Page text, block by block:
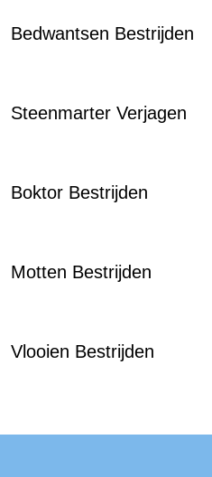
Bedwantsen Bestrijden
Steenmarter Verjagen
Boktor Bestrijden
Motten Bestrijden
Vlooien Bestrijden